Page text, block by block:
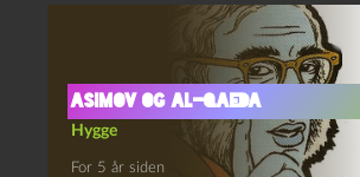
Asimov og al-Qaeda
Hygge
For 5 år siden